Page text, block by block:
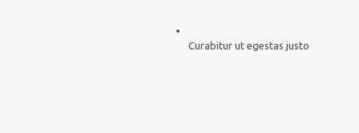
Curabitur ut egestas justo